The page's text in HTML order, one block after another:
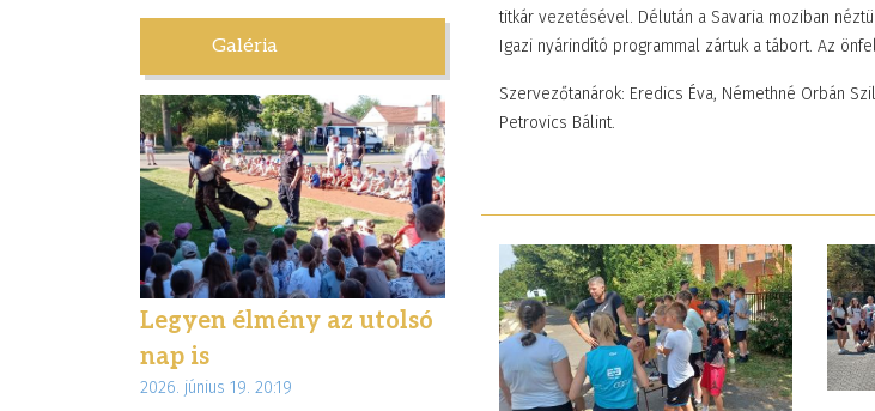
Galéria
Legyen élmény az utolsó
nap is
2026. június 19. 20:19
Élményekkel
ajándékozták meg
diákjainkat
Zánkán
2026. június 08.
titkár vezetésével. Délután a Savaria moziban
Igazi nyárindító programmal zártuk a tábort. Az
Szervezőtanárok: Eredics Éva, Némethné Orbán
Petrovics Bálint.